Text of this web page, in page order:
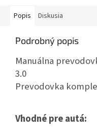
Popis Diskusia
Podrobný popis
Manuálna
3.0
Prevodovka
Vhodné pre autá: